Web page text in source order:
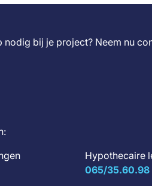
nodig bij je project? Neem nu
Hypothecaire
065/35.60.98